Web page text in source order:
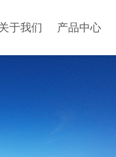
于我们 产品中心